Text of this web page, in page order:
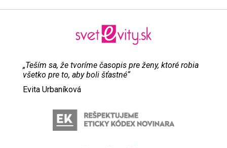
„Teším sa, že tvoríme časopis pre ženy, ktoré robia
všetko pre to, aby boli šťastné“
Evita Urbaníková